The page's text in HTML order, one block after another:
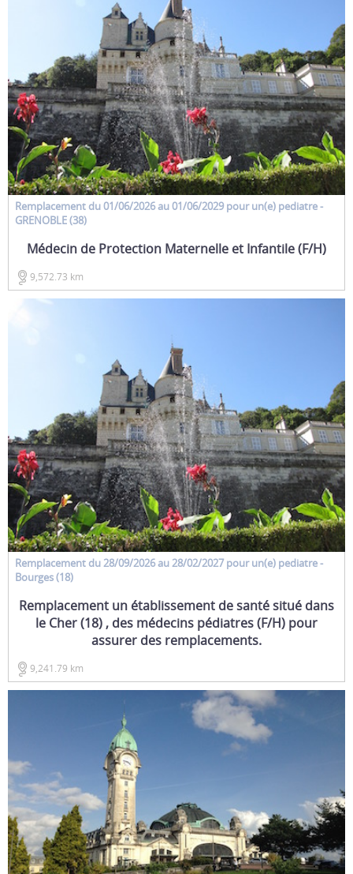
Remplacement du 01/06/2026 au 01/06/2029 pour un(e) pediatre-
GRENOBLE (38)
Médecin de Protection Maternelle et Infantile (F/H)
9,572.73 km
Remplacement du 28/09/2026 au 28/02/2027 pour un(e) pediatre-
Bourges (18)
Remplacement un établissement de santé situé dans
le Cher (18) , des médecins pédiatres (F/H) pour
assurer des remplacements.
9,241.79 km